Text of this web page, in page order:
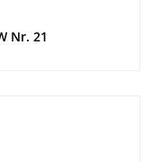
Nr. 21